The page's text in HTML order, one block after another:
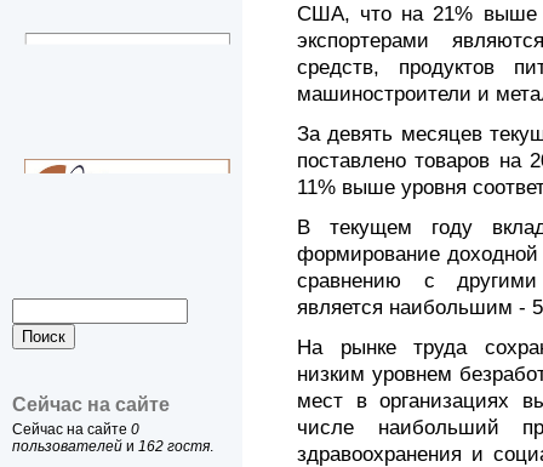
Сейчас на сайте
Сейчас на сайте 0
пользователей и 162 гостя.
США, что на 21% выше
экспортерами
средств, продуктов
машиностроители и
За девять месяцев
поставлено товаров
11% выше уровня
В текущем году
формирование
сравнению с другими
является наибольшим -
На рынке труда
низким уровнем
мест в организациях
числе наибольший
здравоохранения и